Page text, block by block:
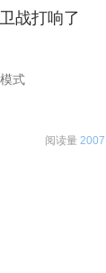
战打响了
式
阅读量 2007